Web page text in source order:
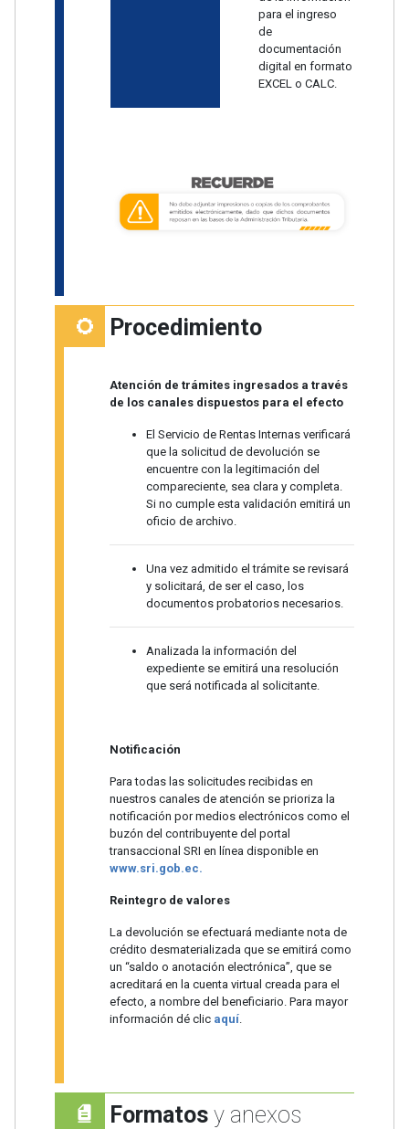
para el ingreso
de
documentación
digital en formato
EXCEL o CALC.
Procedimiento
Atención de trámites ingresados a través
de los canales dispuestos para el efecto
El Servicio de Rentas Internas verificará
que la solicitud de devolución se
encuentre con la legitimación del
compareciente, sea clara y completa.
Si no cumple esta validación emitirá un
oficio de archivo.
Una vez admitido el trámite se revisará
y solicitará, de ser el caso, los
documentos probatorios necesarios.
Analizada la información del
expediente se emitirá una resolución
que será notificada al solicitante.
Notificación
Para todas las solicitudes recibidas en
nuestros canales de atención se prioriza la
notificación por medios electrónicos como el
buzón del contribuyente del portal
transaccional SRI en línea disponible en
www.sri.gob.ec.
Reintegro de valores
La devolución se efectuará mediante nota de
crédito desmaterializada que se emitirá como
un “saldo o anotación electrónica”, que se
acreditará en la cuenta virtual creada para el
efecto, a nombre del beneficiario. Para mayor
información dé clic aquí.
Formatosy anexos